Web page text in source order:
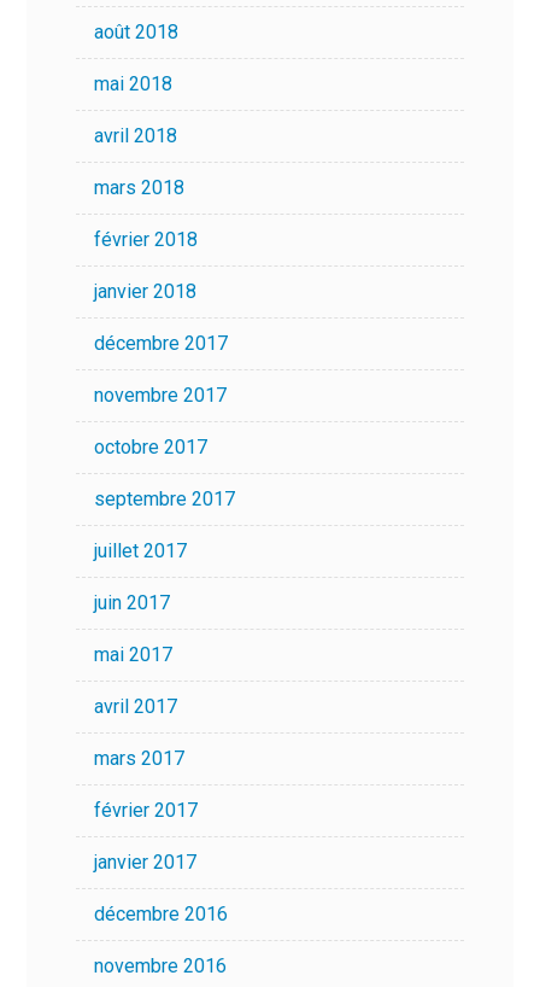
août 2018
mai 2018
avril 2018
mars 2018
février 2018
janvier 2018
décembre 2017
novembre 2017
octobre 2017
septembre 2017
juillet 2017
juin 2017
mai 2017
avril 2017
mars 2017
février 2017
janvier 2017
décembre 2016
novembre 2016